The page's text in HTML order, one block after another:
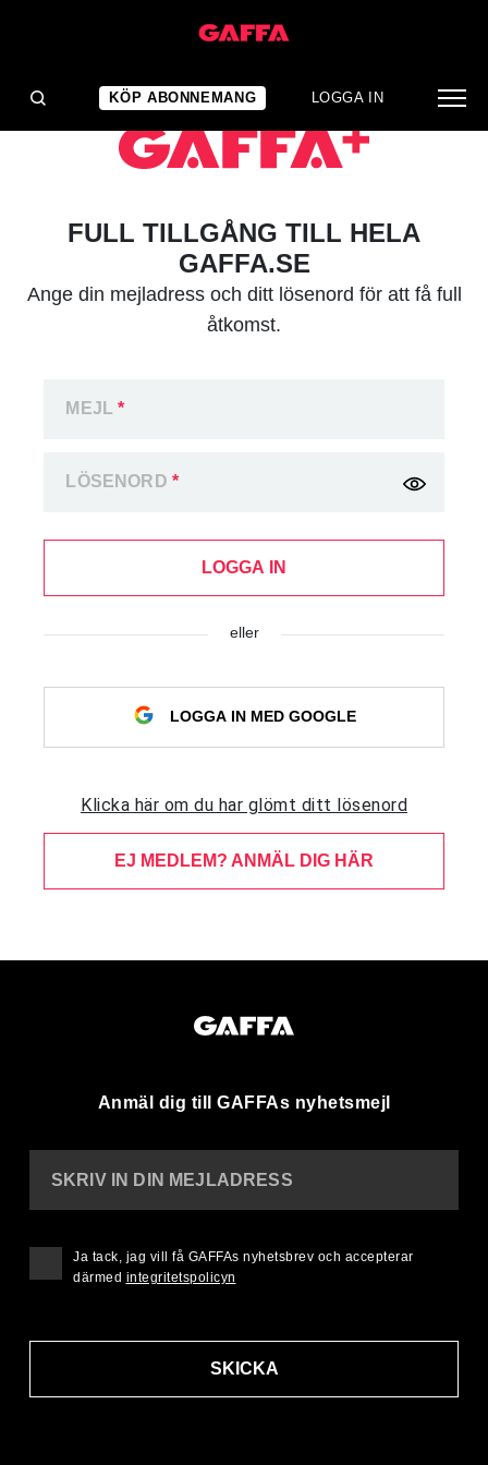
KÖP ABONNEMANG LOGGA IN
FULL TILLGÅNG TILL HELA
GAFFA.SE
Ange din mejladress och ditt lösenord för att få full
åtkomst.
MEJL*
LÖSENORD *
LOGGA IN
eller
LOGGA IN MED GOOGLE
Klicka här om du har glömt ditt lösenord
EJ MEDLEM? ANMÄL DIG HÄR
Anmäl dig till GAFFAs nyhetsmejl
SKRIV IN DIN MEJLADRESS
SKICKA
Ja tack, jag vill få GAFFAs nyhetsbrev och accepterar
därmed integritetspolicyn